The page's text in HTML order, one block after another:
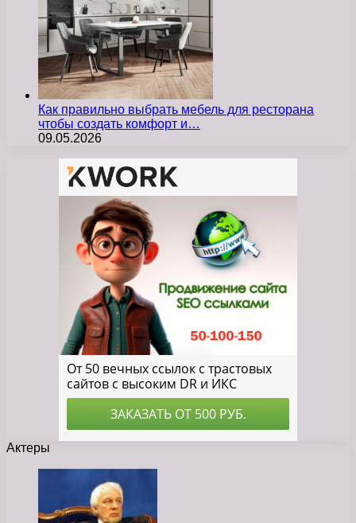
Как правильно выбрать мебель для ресторана
чтобы создать комфорт и…
09.05.2026
Актеры